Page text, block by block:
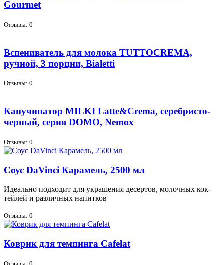
Gourmet
Отзывы: 0
Вспениватель для молока TUTTOCREMA,
ручной, 3 порции, Bialetti
Отзывы: 0
Капучинатор MILKI Latte&Crema, серебристо-
черный, серия DOMO, Nemox
Отзывы: 0
Соус DaVinci Карамель, 2500 мл
Иде­аль­но под­хо­дит для укра­ше­ния де­сер­тов, мо­лоч­ных кок­
тей­лей и раз­лич­ных на­пит­ков
Отзывы: 0
Коврик для темпинга Cafelat